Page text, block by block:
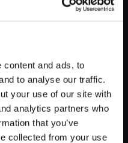
content and ads, to
to analyse our traffic.
your use of our site with
analytics partners who
that you’ve
collected from your use
ンロードの際には、通信環境
ックマン ゼロ＆ゼク
ドBOX Den of Hunter